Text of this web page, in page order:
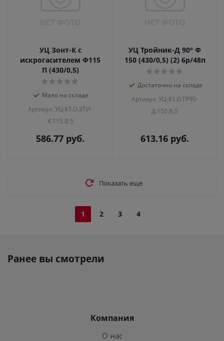
УЦ Зонт-К с
искрогасителем Ф115
П (430/0,5)
Мало на складе
Артикул: УЦ-К1.О.ЗТИ-
К.115.В.5
586.77 руб.
УЦ Тройник-Д 90° Ф
150 (430/0,5) (2) 6р/48п
Достаточно на складе
Артикул: УЦ-К1.О.ТР90-
Д.150.В.5
613.16 руб.
Показать еще
1 2 3 4
Ранее вы смотрели
Компания
О нас